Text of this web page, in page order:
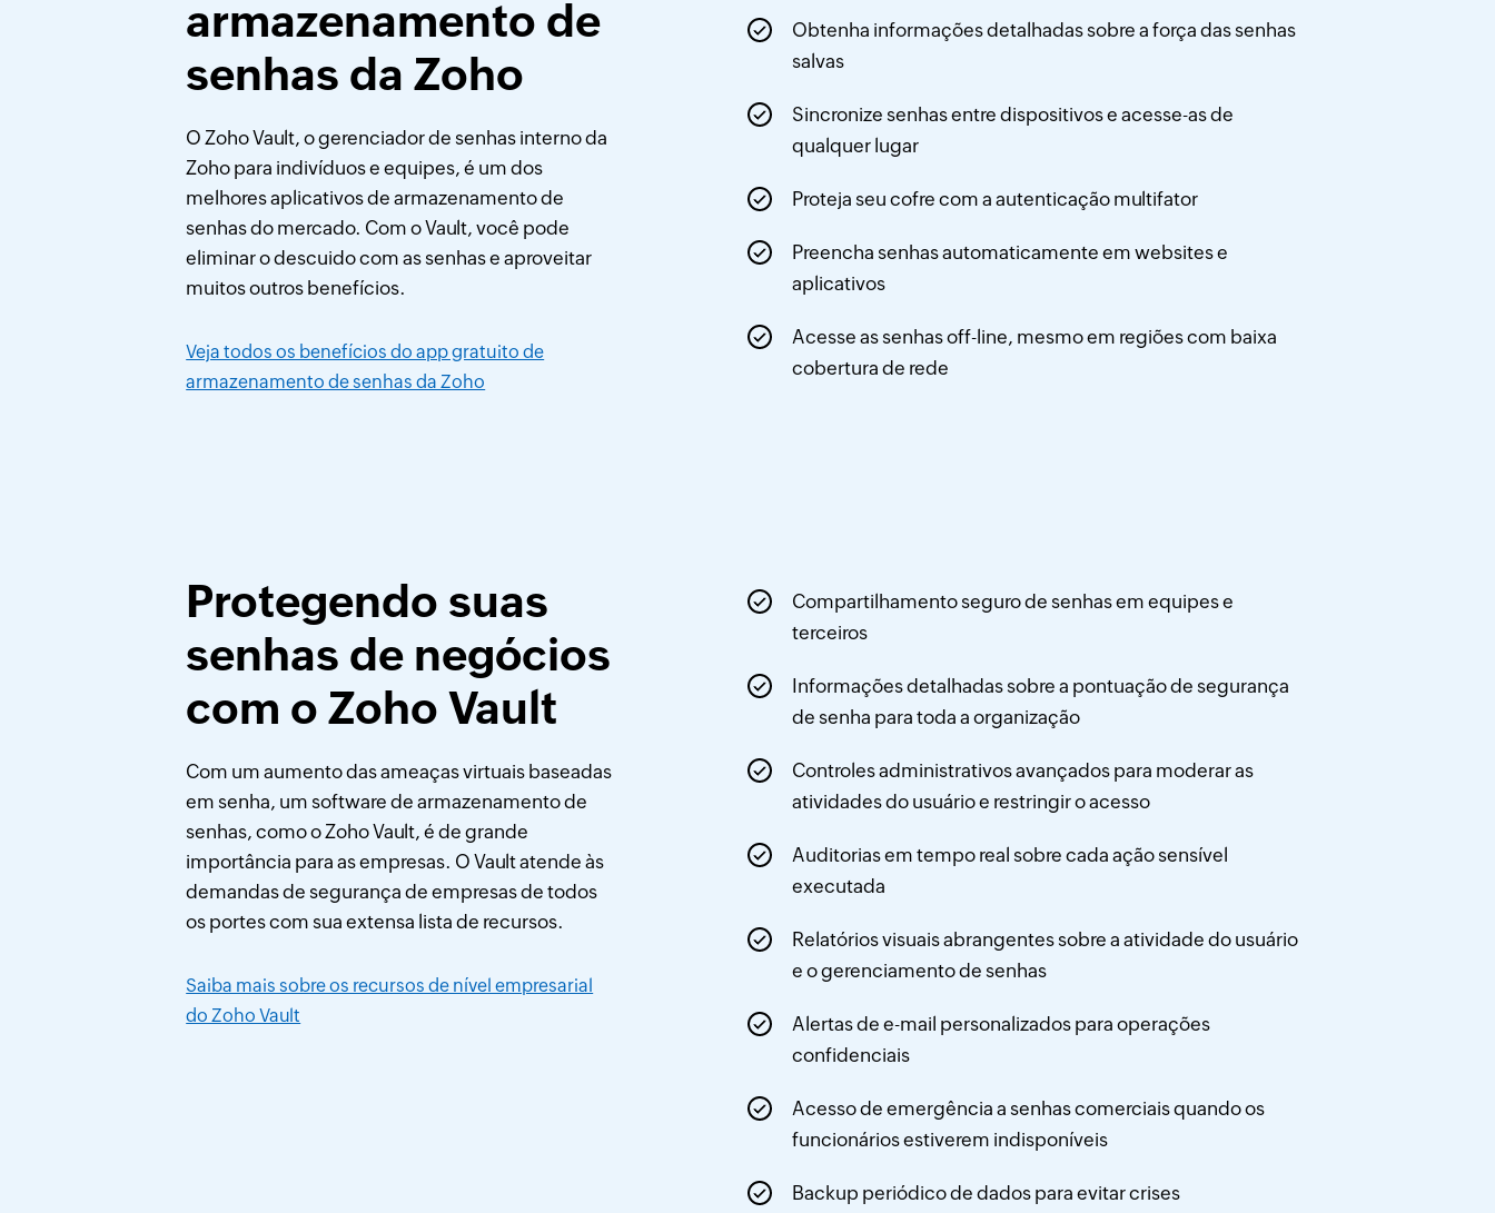
armazenamento de
senhas da Zoho
O Zoho Vault, o gerenciador de senhas interno da
Zoho para indivíduos e equipes, é um dos
melhores aplicativos de armazenamento de
senhas do mercado. Com o Vault, você pode
eliminar o descuido com as senhas e aproveitar
muitos outros benefícios.
Veja todos os benefícios do app gratuito de
armazenamento de senhas da Zoho
Obtenha informações detalhadas sobre a força das senhas
salvas
Sincronize senhas entre dispositivos e acesse-as de
qualquer lugar
Proteja seu cofre com a autenticação multifator
Preencha senhas automaticamente em websites e
aplicativos
Acesse as senhas off-line, mesmo em regiões com baixa
cobertura de rede
Protegendo suas
senhas de negócios
com o Zoho Vault
Com um aumento das ameaças virtuais baseadas
em senha, um software de armazenamento de
senhas, como o Zoho Vault, é de grande
importância para as empresas. O Vault atende às
demandas de segurança de empresas de todos
os portes com sua extensa lista de recursos.
Saiba mais sobre os recursos de nível empresarial
do Zoho Vault
Compartilhamento seguro de senhas em equipes e
terceiros
Informações detalhadas sobre a pontuação de segurança
de senha para toda a organização
Controles administrativos avançados para moderar as
atividades do usuário e restringir o acesso
Auditorias em tempo real sobre cada ação sensível
executada
Relatórios visuais abrangentes sobre a atividade do usuário
e o gerenciamento de senhas
Alertas de e-mail personalizados para operações
confidenciais
Acesso de emergência a senhas comerciais quando os
funcionários estiverem indisponíveis
Backup periódico de dados para evitar crises